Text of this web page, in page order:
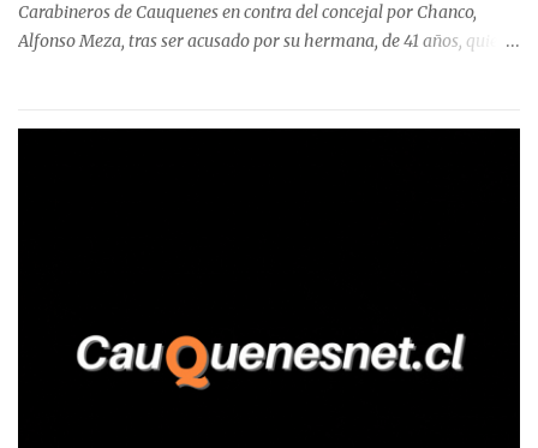
Carabineros de Cauquenes en contra del concejal por Chanco,
Alfonso Meza, tras ser acusado por su hermana, de 41 años, quien
relató que los hechos ocurrieron cerca de las 11:30 horas en el
trabajadores, el edil descendió del vehículo y, en medio de la
confrontación, la habría tomado de los hombros, empujado al
suelo y agredido con golpes de pies y manos, mientr...